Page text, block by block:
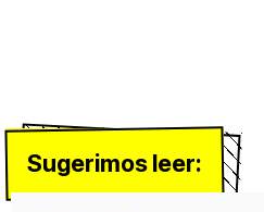
Sugerimos leer: